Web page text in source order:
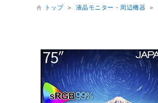
トップ ＞ 液晶モニター・周辺機器 ＞